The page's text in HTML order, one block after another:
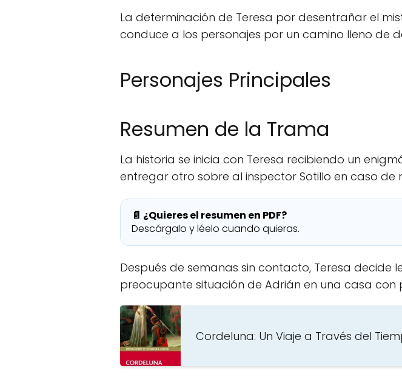
La determinación de Teresa por desentrañar el
conduce a los personajes por un camino lleno de
Personajes Principales
Resumen de la Trama
La historia se inicia con Teresa recibiendo un
entregar otro sobre al inspector Sotillo en caso de
📄 ¿Quieres el resumen en PDF?
Descárgalo y léelo cuando quieras.
Después de semanas sin contacto, Teresa
preocupante situación de Adrián en una casa con
Cordeluna: Un Viaje a Través del